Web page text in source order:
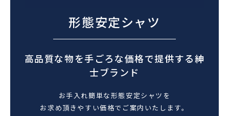
形態安定シャツ
高品質な物を手ごろな価格で提供する紳
士ブランド
お手入れ簡単な形態安定シャツを
お求め頂きやすい価格でご案内いたします。